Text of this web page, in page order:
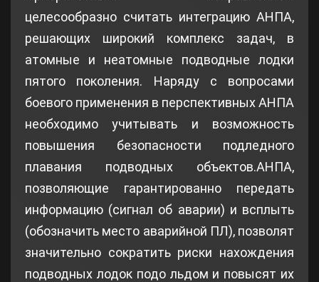
целесообразно считать интеграцию АНПА,
решающих широкий комплекс задач, в
атомные и неатомные подводные лодки
пятого поколения. Наряду с вопросами
боевого применения в перспективных АНПА
необходимо учитывать и возможность
повышения безопасности подледного
плавания подводных объектов.АНПА,
позволяющие гарантированно передать
информацию (сигнал об аварии) и всплыть
(обозначить место аварийной ПЛ), позволят
значительно сократить риски нахождения
подводных лодок подо льдом и повысят их